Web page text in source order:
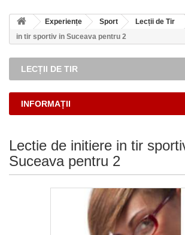
Experiențe Sport Lecții de Tir
in tir sportiv in Suceava pentru 2
LECȚII DE TIR
INFORMAȚII
Lectie de initiere in tir
Suceava pentru 2